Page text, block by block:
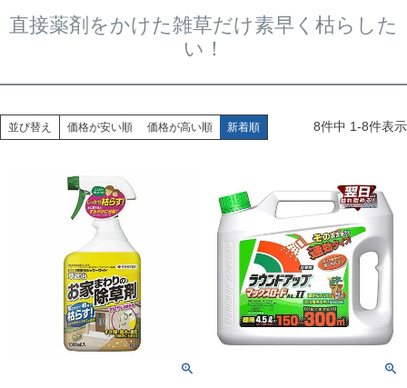
直接薬剤をかけた雑草だけ素早く枯らした
い！
並び替え 価格が安い順 価格が高い順 新着順 8件中 1-8件表示